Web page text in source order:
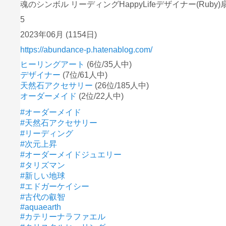
魂のシンボル リーディングHappyLifeデザイナー(Ruby)
5
2023年06月 (1154日)
https://abundance-p.hatenablog.com/
ヒーリングアート (6位/35人中)
デザイナー (7位/61人中)
天然石アクセサリー (26位/185人中)
オーダーメイド (2位/22人中)
#オーダーメイド
#天然石アクセサリー
#リーディング
#次元上昇
#オーダーメイドジュエリー
#タリズマン
#新しい地球
#エドガーケイシー
#古代の叡智
#aquaearth
#カテリーナラファエル